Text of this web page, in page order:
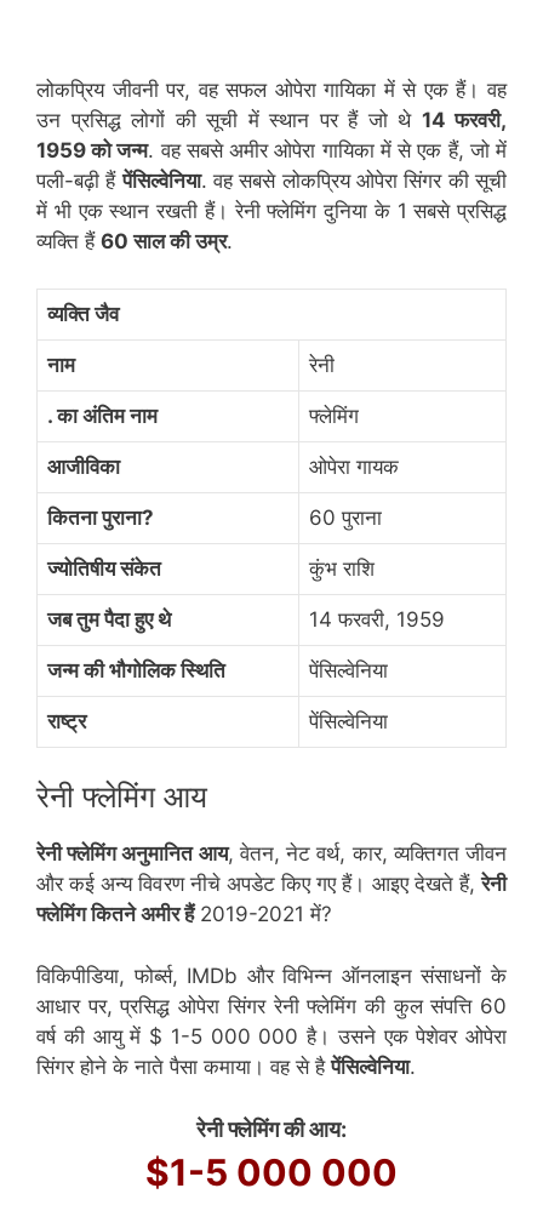
लोकप्रिय जीवनी पर, वह सफल ओपेरा गायिका में से एक हैं। वह
उन प्रसिद्ध लोगों की सूची में स्थान पर हैं जो थे 14 फरवरी,
1959 को जन्म. वह सबसे अमीर ओपेरा गायिका में से एक हैं, जो में
पली-बढ़ी हैंपेंसिल्वेनिया. वह सबसे लोकप्रिय ओपेरा सिंगर की सूची
में भी एक स्थान रखती हैं। रेनी फ्लेमिंग दुनिया के 1 सबसे प्रसिद्ध
व्यक्ति हैं 60 साल की उम्र.
व्यक्ति जैव
नाम रेनी
. का अंतिम नाम फ्लेमिंग
आजीविका ओपेरा गायक
कितना पुराना? 60 पुराना
ज्योतिषीय संकेत कुंभ राशि
जब तुम पैदा हुए थे 14 फरवरी, 1959
जन्म की भौगोलिक स्थिति पेंसिल्वेनिया
राष्ट्र पेंसिल्वेनिया
रेनी फ्लेमिंग आय
रेनी फ्लेमिंग अनुमानित आय, वेतन, नेट वर्थ, कार, व्यक्तिगत जीवन
और कई अन्य विवरण नीचे अपडेट किए गए हैं। आइए देखते हैं,रेनी
फ्लेमिंग कितने अमीर हैं2019-2021 में?
विकिपीडिया, फोर्ब्स, IMDb और विभिन्न ऑनलाइन संसाधनों के
आधार पर, प्रसिद्ध ओपेरा सिंगर रेनी फ्लेमिंग की कुल संपत्ति 60
वर्ष की आयु में $ 1-5 000 000 है। उसने एक पेशेवर ओपेरा
सिंगर होने के नाते पैसा कमाया। वह से हैपेंसिल्वेनिया.
रेनी फ्लेमिंग की आय:
$1-5 000 000